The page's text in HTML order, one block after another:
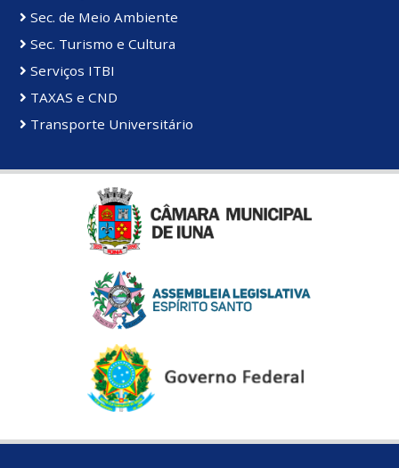
Sec. de Meio Ambiente
Sec. Turismo e Cultura
Serviços ITBI
TAXAS e CND
Transporte Universitário